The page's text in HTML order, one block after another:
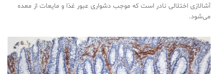
آشالازی اختلالی نادر است که موجب دشواری عبور غذا و مایعات از معده
می‌شود.